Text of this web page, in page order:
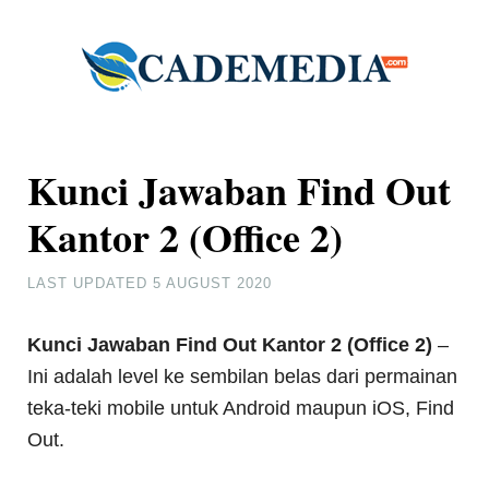
Kunci Jawaban Find Out
Kantor 2 (Office 2)
LAST UPDATED5 AUGUST 2020
Kunci Jawaban Find Out Kantor 2 (Office 2) –
Ini adalah level ke sembilan belas dari permainan
teka-teki mobile untuk Android maupun iOS, Find
Out.